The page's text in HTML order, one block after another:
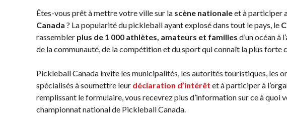
provinciales et
territoriales de
pickleball
Conseil
Assemblées générales
annuelles
Le Conseil consultatif
Développement
à long terme du
joueur
officielles de
pickleball
Endroits où
jouer
Calendrier
des
Guide du
tournoi
Raquettes et
Boutique
Êtes-vous prêt à mettre votre ville sur la scène nationaleet à participer
Canada ? La popularité du pickleball ayant explosé dans tout le pays, le
rassembler plus de 1 000 athlètes, amateurs et familles d’un océan à
de la communauté, de la compétition et du sport qui connaît la plus forte
Pickleball Canada invite les municipalités, les autorités touristiques, les
spécialisés à soumettre leur déclaration d’intérêt et à participer à
remplissant le formulaire, vous recevrez plus d’information sur ce à quoi
championnat national de Pickleball Canada.